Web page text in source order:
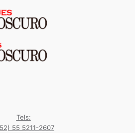
Tels:
55 5211-2607